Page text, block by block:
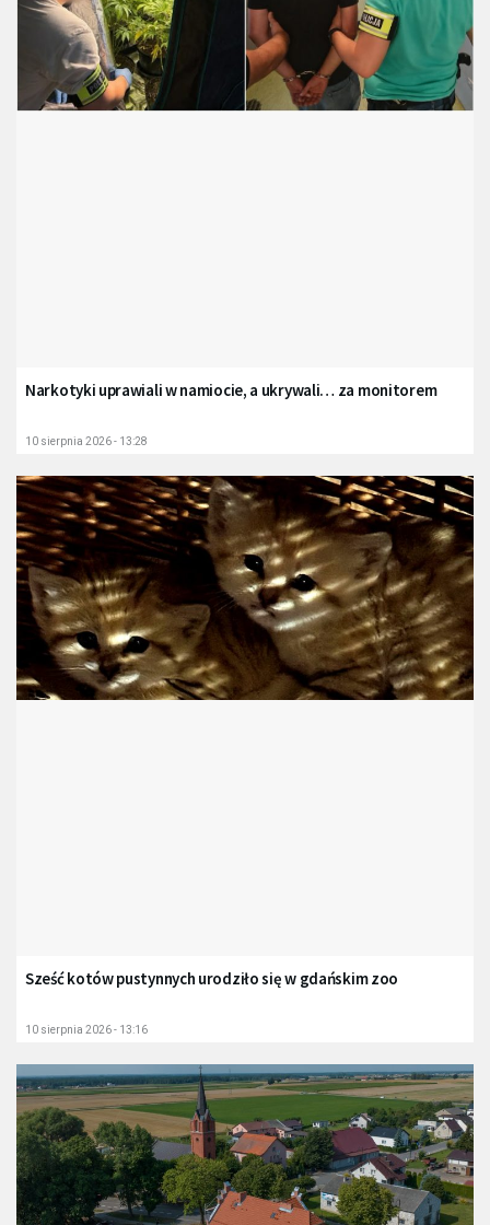
Narkotyki uprawiali w namiocie, a ukrywali… za monitorem
10 sierpnia 2026 - 13:28
Sześć kotów pustynnych urodziło się w gdańskim zoo
10 sierpnia 2026 - 13:16